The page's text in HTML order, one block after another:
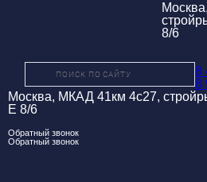
8/6
8
8
Москва, МКАД 41км 4с27,
Е 8/6
Обратный звонок
Обратный звонок